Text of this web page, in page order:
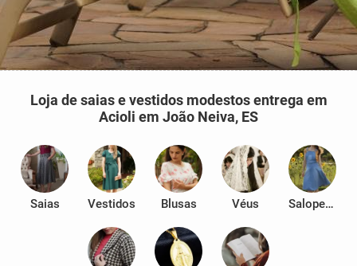
Loja de saias e vestidos modestos entrega em
Acioli em João Neiva, ES
Saias Vestidos Blusas Véus Salopetes